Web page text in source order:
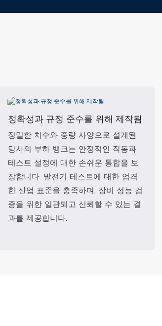
정확성과 규정 준수를 위해 제작됨
정밀한 치수와 중량 사양으로 설계된
당사의 부하 뱅크는 안정적인 작동과
테스트 설정에 대한 손쉬운 통합을 보
장합니다. 발전기 테스트에 대한 엄격
한 산업 표준을 충족하며, 장비 성능 검
증을 위한 일관되고 신뢰할 수 있는 결
과를 제공합니다.